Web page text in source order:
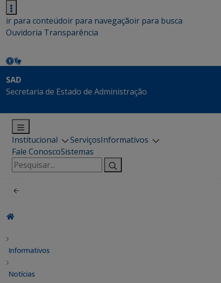
ir para conteúdoir para navegaçãoir para busca
Ouvidoria Transparência
SAD
Secretaria de Estado de Administração
Institucional ServiçosInformativos
Fale ConoscoSistemas
Pesquisar
por:
Informativos
Notícias